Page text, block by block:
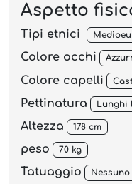
Aspetto
Tipi etnici
Colore occhi
Colore capelli
Pettinatura Lunghi
Altezza 178 cm
peso 70 kg
Tatuaggio Nessuno